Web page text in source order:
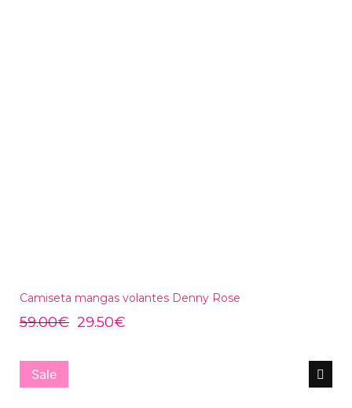
Camiseta mangas volantes Denny Rose
59.00€ 29.50€
Sale